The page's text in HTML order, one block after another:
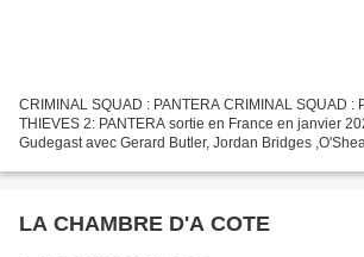
CRIMINAL SQUAD : PANTERA CRIMINAL SQUAD :
THIEVES 2: PANTERA sortie en France en janvier
Gudegast avec Gerard Butler, Jordan Bridges
LA CHAMBRE D'A COTE